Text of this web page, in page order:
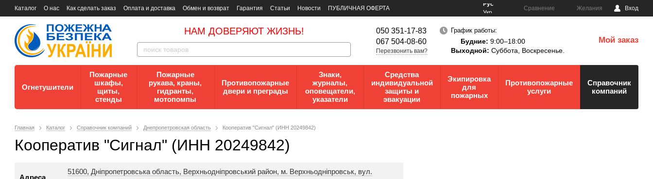
Каталог О нас Как сделать заказ Оплата и доставка Обмен и возврат Гарантия Статьи Новости
ПУБЛИЧНАЯ ОФЕРТА
Документы
Контакты Документы по пожарной безопасности
Рус
Укр
Сравнение Желания Вход
НАМ ДОВЕРЯЮТ ЖИЗНЬ!
050 351-17-83
067 504-08-60
Перезвонить вам?
График работы:
Будние: 9:00–18:00
Выходной: Суббота, Воскресенье.
Мой заказ
Огнетушители
Пожарные
шкафы,
щиты,
стенды
Пожарные
рукава, краны,
гидранты,
мотопомпы
Противопожарные
двери и преграды
Знаки,
журналы,
оповещатели,
указатели
Средства
индивидуальной
защиты и
эвакуации
Экипировка
для
пожарных
Противопожарные
услуги
Справочник
компаний
Главная Каталог Справочник компаний Днепропетровская область Кооператив "Сигнал" (ИНН 20249842)
Кооператив "Сигнал" (ИНН 20249842)
Адреса
51600, Дніпропетровська область, Верхньодніпровський район, м. Верхньодніпровськ, вул.